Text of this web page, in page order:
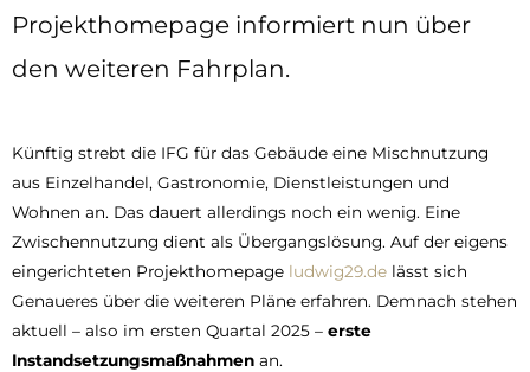
Projekthomepage informiert nun über
den weiteren Fahrplan.
Künftig strebt die IFG für das Gebäude eine Mischnutzung
aus Einzelhandel, Gastronomie, Dienstleistungen und
Wohnen an. Das dauert allerdings noch ein wenig. Eine
Zwischennutzung dient als Übergangslösung. Auf der eigens
eingerichteten Projekthomepage ludwig29.de lässt sich
Genaueres über die weiteren Pläne erfahren. Demnach stehen
aktuell – also im ersten Quartal 2025 – erste
Instandsetzungsmaßnahmen an.